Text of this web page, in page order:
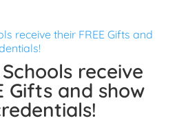
receive
Gifts and show